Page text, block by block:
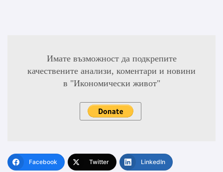
Имате възможност да подкрепите
качествените анализи, коментари и новини
в "Икономически живот"
Facebook Twitter LinkedIn